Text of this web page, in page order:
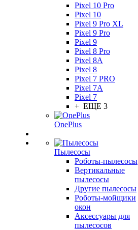
Pixel 10 Pro
Pixel 10
Pixel 9 Pro XL
Pixel 9 Pro
Pixel 9
Pixel 8 Pro
Pixel 8A
Pixel 8
Pixel 7 PRO
Pixel 7A
Pixel 7
+ ЕЩЕ 3
OnePlus
Пылесосы
Роботы-пылесосы
Вертикальные
пылесосы
Другие пылесосы
Роботы-мойщики
окон
Аксессуары для
пылесосов